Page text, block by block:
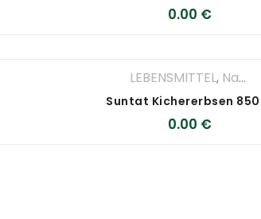
0.00 €
LEBENSMITTEL, Nahrungsmittel
0.00 €